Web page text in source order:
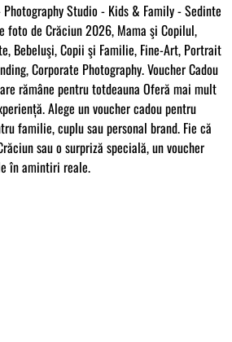
Studio - Kids & Family - Sedinte
foto de Crăciun 2026, Mama şi Copilul,
Bebeluşi, Copii şi Familie, Fine-Art, Portrait
Corporate Photography. Voucher Cadou
rămâne pentru totdeauna Oferă mai mult
Alege un voucher cadou pentru
familie, cuplu sau personal brand. Fie că
sau o surpriză specială, un voucher
în amintiri reale.